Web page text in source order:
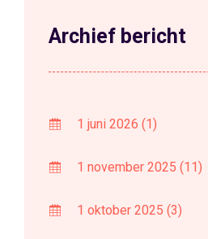
Archief bericht
1 juni 2026 (1)
1 november 2025 (11)
1 oktober 2025 (3)